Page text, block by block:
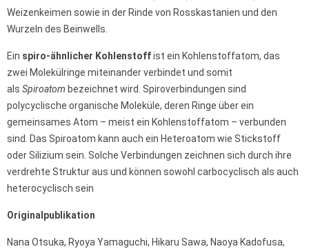
Weizenkeimen sowie in der Rinde von Rosskastanien und den
Wurzeln des Beinwells.
Ein spiro-ähnlicher Kohlenstoffist ein Kohlenstoffatom, das
zwei Molekülringe miteinander verbindet und somit
als Spiroatom bezeichnet wird. Spiroverbindungen sind
polycyclische organische Moleküle, deren Ringe über ein
gemeinsames Atom – meist ein Kohlenstoffatom – verbunden
sind. Das Spiroatom kann auch ein Heteroatom wie Stickstoff
oder Silizium sein. Solche Verbindungen zeichnen sich durch ihre
verdrehte Struktur aus und können sowohl carbocyclisch als auch
heterocyclisch sein
Originalpublikation
Nana Otsuka, Ryoya Yamaguchi, Hikaru Sawa, Naoya Kadofusa,